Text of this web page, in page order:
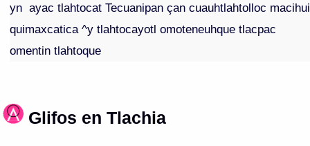
yn ayac tlahtocat Tecuanipan çan cuauhtlahtolloc macihui
quimaxcatica ^y tlahtocayotl omoteneuhque tlacpac
omentin tlahtoque
Glifos en Tlachia